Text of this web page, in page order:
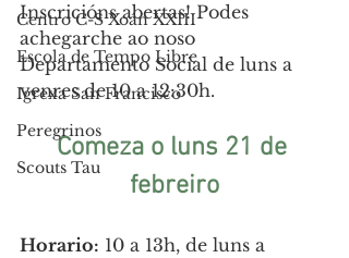
Centro C-S Xoán XXIII
Escola de Tempo Libre
Igrexa San Francisco
Peregrinos
Scouts Tau
Inscricións abertas! Podes
achegarche ao noso
Departamento Social de luns a
venres de 10 a 12:30h.
Comeza o luns 21 de
febreiro
Horario: 10 a 13h, de luns a